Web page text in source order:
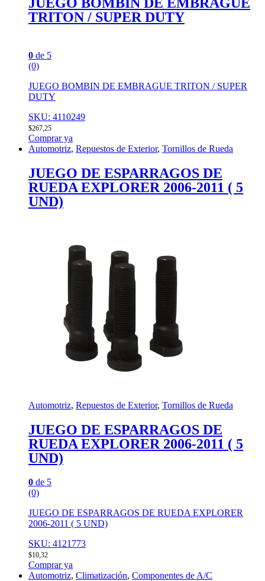
JUEGO BOMBIN DE EMBRAGUE
TRITON / SUPER DUTY
0 de 5
(0)
JUEGO BOMBIN DE EMBRAGUE TRITON / SUPER
DUTY
SKU: 4110249
$267,25
Comprar ya
Automotriz, Repuestos de Exterior, Tornillos de Rueda
JUEGO DE ESPARRAGOS DE
RUEDA EXPLORER 2006-2011 ( 5
UND)
Automotriz, Repuestos de Exterior, Tornillos de Rueda
JUEGO DE ESPARRAGOS DE
RUEDA EXPLORER 2006-2011 ( 5
UND)
0 de 5
(0)
JUEGO DE ESPARRAGOS DE RUEDA EXPLORER
2006-2011 ( 5 UND)
SKU: 4121773
$10,32
Comprar ya
Automotriz, Climatización, Componentes de A/C